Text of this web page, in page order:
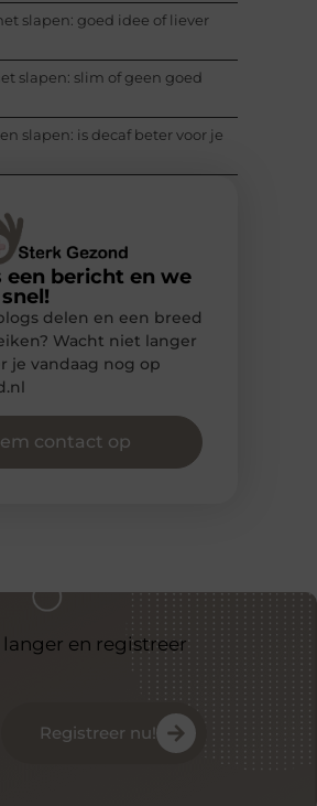
slapen: goed idee of liever
slapen: slim of geen goed
slapen: is decaf beter voor je
een bericht en we
delen en een breed
Wacht niet langer
je vandaag nog op
contact op
en registreer
Registreer nu!